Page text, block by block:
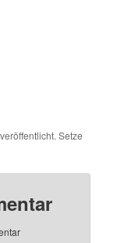
veröffentlicht. Setze